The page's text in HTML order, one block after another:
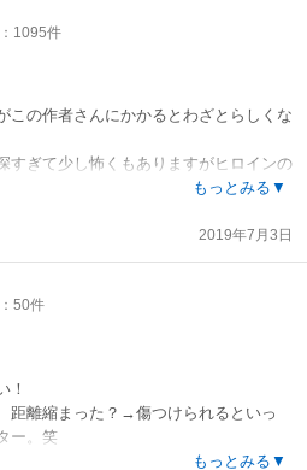
1095件
この作者さんにかかるとわざとらしくな
すぎて少し怖くもありますがヒロインの
もっとみる▼
2019年7月3日
50件
！
距離縮まった？→傷つけられるといっ
ー。笑
は大好きなので、最後までドキドキハラ
もっとみる▼